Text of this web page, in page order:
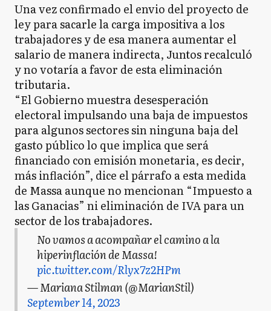
Una vez confirmado el envio del proyecto de
ley para sacarle la carga impositiva a los
trabajadores y de esa manera aumentar el
salario de manera indirecta, Juntos recalculó
y no votaría a favor de esta eliminación
tributaria.
“El Gobierno muestra desesperación
electoral impulsando una baja de impuestos
para algunos sectores sin ninguna baja del
gasto público lo que implica que será
financiado con emisión monetaria, es decir,
más inflación”, dice el párrafo a esta medida
de Massa aunque no mencionan “Impuesto a
las Ganacias” ni eliminación de IVA para un
sector de los trabajadores.
No vamos a acompañar el camino a la
hiperinflación de Massa!
pic.twitter.com/Rlyx7z2HPm
— Mariana Stilman (@MarianStil)
September 14, 2023